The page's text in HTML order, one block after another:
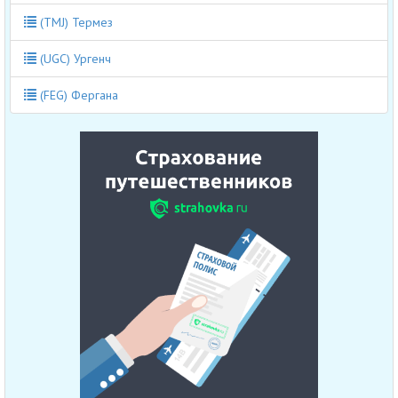
(TMJ) Термез
(UGC) Ургенч
(FEG) Фергана